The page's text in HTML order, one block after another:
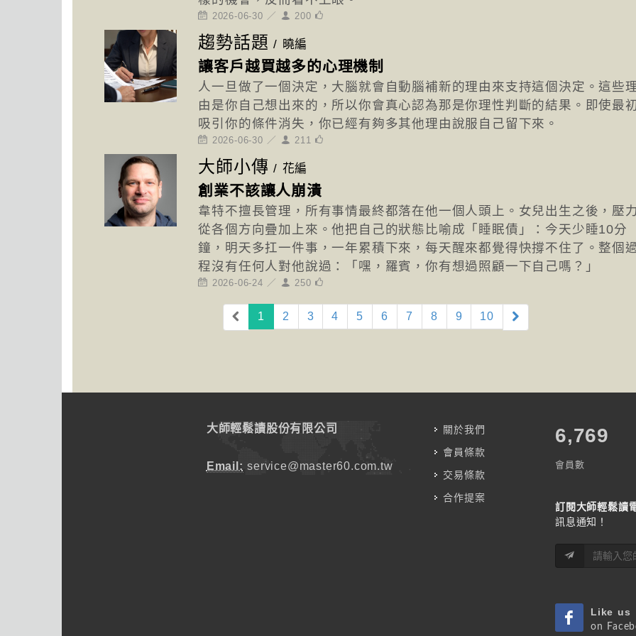
2026-06-30 ／ 200
趨勢話題 / 曉編
讓客戶越買越多的心理機制
人一旦做了一個決定，大腦就會自動腦補新的理由來支持這個決定。這些
由是你自己想出來的，所以你會真心認為那是你理性判斷的結果。即使最
吸引你的條件消失，你已經有夠多其他理由說服自己留下來。
2026-06-30 ／ 211
大師小傳 / 花編
創業不該讓人崩潰
韋特不擅長管理，所有事情最終都落在他一個人頭上。女兒出生之後，壓力
從各個方向疊加上來。他把自己的狀態比喻成「睡眠債」：今天少睡10分
鐘，明天多扛一件事，一年累積下來，每天醒來都覺得快撐不住了。整個
程沒有任何人對他說過：「嘿，羅賓，你有想過照顧一下自己嗎？」
2026-06-24 ／ 250
1 (current)
2 3 4 5 6 7 8 9 10
大師輕鬆讀股份有限公司
Email: service@master60.com.tw
關於我們
會員條款
交易條款
合作提案
7,787
會員數
訂閱大師輕鬆讀
訊息通知！
Like us
on